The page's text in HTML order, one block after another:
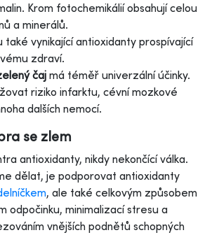
Krom fotochemikálií obsahují celou
a minerálů.
také vynikající antioxidanty prospívající
zdraví.
čaj má téměř univerzální účinky.
riziko infarktu, cévní mozkové
dalších nemocí.
se zlem
antioxidanty, nikdy nekončící válka.
dělat, je podporovat antioxidanty
, ale také celkovým způsobem
odpočinku, minimalizací stresu a
vnějších podnětů schopných